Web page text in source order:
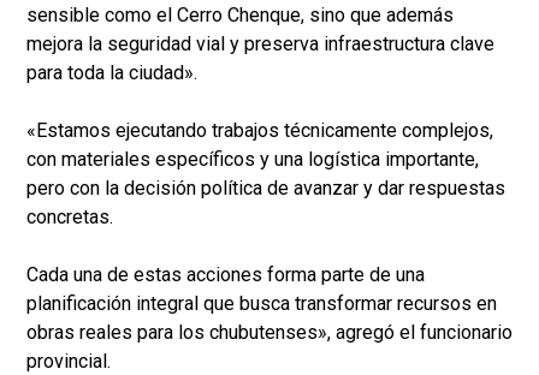
sensible como el Cerro Chenque, sino que además
mejora la seguridad vial y preserva infraestructura clave
para toda la ciudad».
«Estamos ejecutando trabajos técnicamente complejos,
con materiales específicos y una logística importante,
pero con la decisión política de avanzar y dar respuestas
concretas.
Cada una de estas acciones forma parte de una
planificación integral que busca transformar recursos en
obras reales para los chubutenses», agregó el funcionario
provincial.